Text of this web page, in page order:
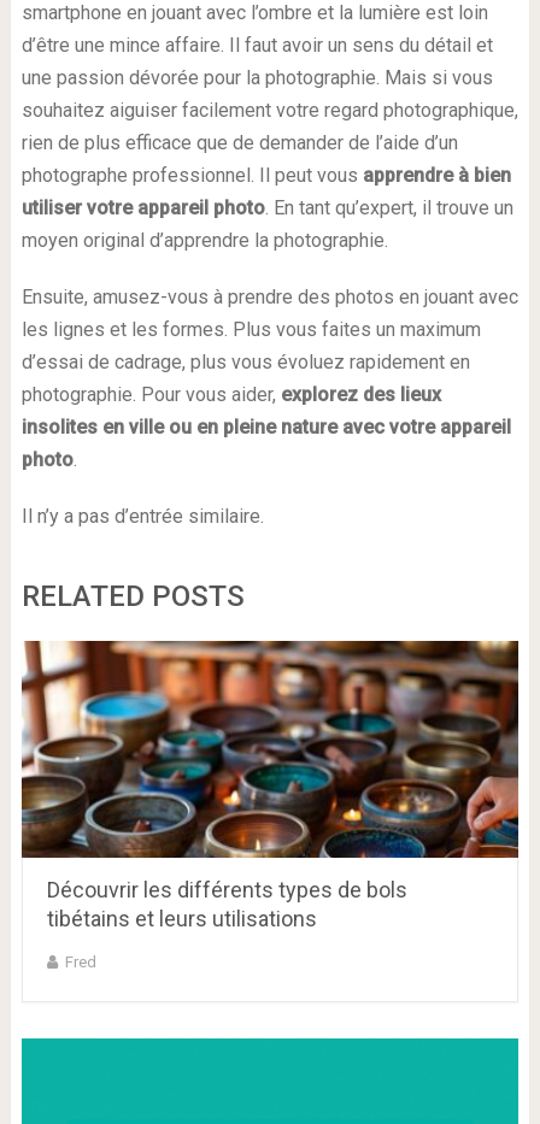
smartphone en jouant avec l’ombre et la lumière est loin
d’être une mince affaire. Il faut avoir un sens du détail et
une passion dévorée pour la photographie. Mais si vous
souhaitez aiguiser facilement votre regard photographique,
rien de plus efficace que de demander de l’aide d’un
photographe professionnel. Il peut vous apprendre à bien
utiliser votre appareil photo. En tant qu’expert, il trouve un
moyen original d’apprendre la photographie.
Ensuite, amusez-vous à prendre des photos en jouant avec
les lignes et les formes. Plus vous faites un maximum
d’essai de cadrage, plus vous évoluez rapidement en
photographie. Pour vous aider, explorez des lieux
insolites en ville ou en pleine nature avec votre appareil
photo.
Il n’y a pas d’entrée similaire.
RELATED POSTS
Découvrir les différents types de bols
tibétains et leurs utilisations
Fred